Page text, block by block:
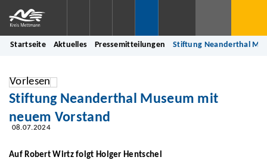
Startseite Aktuelles Pressemitteilungen Stiftung Neanderthal
Vorlesen
Stiftung Neanderthal Museum mit
neuem Vorstand
08.07.2024
Auf Robert Wirtz folgt Holger Hentschel